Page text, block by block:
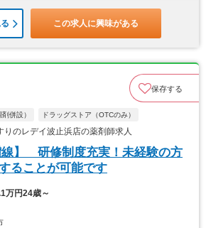
この求人に興味がある
保存する
併設） ドラッグストア（OTCのみ）
のレデイ波止浜店の薬剤師求人
線】 研修制度充実！未経験の方
ることが可能です
万円24歳～